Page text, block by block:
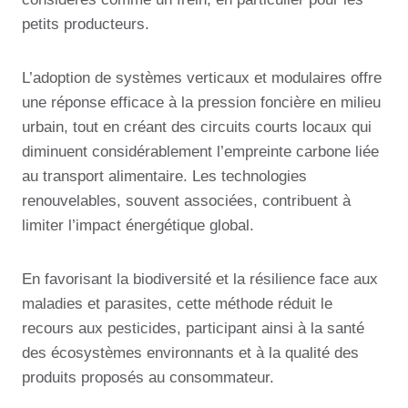
petits producteurs.
L’adoption de systèmes verticaux et modulaires offre
une réponse efficace à la pression foncière en milieu
urbain, tout en créant des circuits courts locaux qui
diminuent considérablement l’empreinte carbone liée
au transport alimentaire. Les technologies
renouvelables, souvent associées, contribuent à
limiter l’impact énergétique global.
En favorisant la biodiversité et la résilience face aux
maladies et parasites, cette méthode réduit le
recours aux pesticides, participant ainsi à la santé
des écosystèmes environnants et à la qualité des
produits proposés au consommateur.